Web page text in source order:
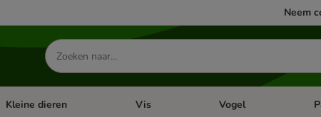
Neem
Zoeken
naar
producten
Open categorie menu: Apotheek
Kleine dieren Open categorie menu: Kleine dieren
Vis Open categorie menu:
Vogel